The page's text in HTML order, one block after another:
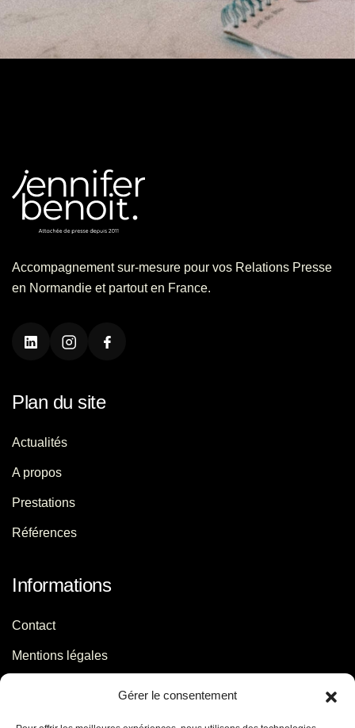
Gérer le consentement
Accompagnement sur-mesure pour vos Relations Presse
en Normandie et partout en France.
Plan du site
Actualités
A propos
Prestations
Références
Informations
Contact
Mentions légales